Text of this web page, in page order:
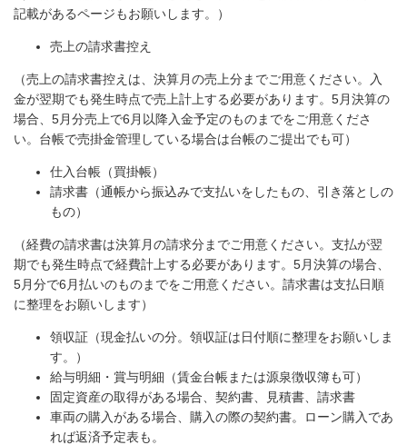
記載があるページもお願いします。）
売上の請求書控え
（売上の請求書控えは、決算月の売上分までご用意ください。
入
金が翌期でも発生時点で売上計上する必要があります。5月決算の
場合、5月分売上で6月以降入金予定のものまでをご用意くださ
い。台帳で売掛金管理している場合は台帳のご提出でも可）
仕入台帳（買掛帳）
請求書（通帳から振込みで支払いをしたもの、引き落としの
もの）
（経費の請求書は決算月の請求分までご用意ください。支払が翌
期でも発生時点で経費計上する必要があります。5月決算の場合、
5月分で6月払いのものまでをご用意ください。 請求書は支払日順
に整理をお願いします）
領収証（現金払いの分。領収証は日付順に整理をお願いしま
す。）
給与明細・賞与明細（賃金台帳または源泉徴収簿も可）
固定資産の取得がある場合、契約書、見積書、請求書
車両の購入がある場合、購入の際の契約書。ローン購入であ
れば返済予定表も。